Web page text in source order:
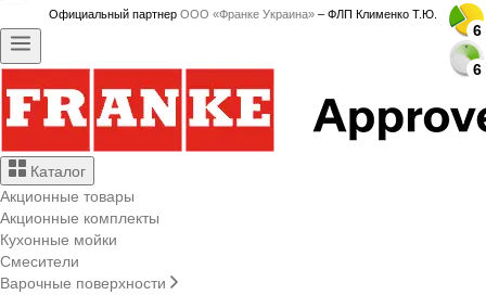
Официальный партнер ООО «Франке Украина» – ФЛП Клименко Т.Ю.
Каталог
Акционные товары
Акционные комплекты
Кухонные мойки
Смесители
Варочные поверхности
6
6
6
6
6
6
6
6
6
6
6
6
6
6
6
6
6
6
6
6
6
6
6
6
6
6
6
6